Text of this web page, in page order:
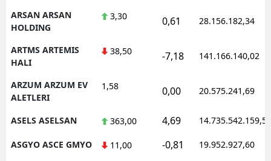
ARSAN ARSAN
HOLDING
3,30 0,61 28.156.182,34
ARTMS ARTEMIS
HALI
38,50 -7,18 141.166.140,02
ARZUM ARZUM EV
ALETLERI
1,58 0,00 20.575.241,69
ASELS ASELSAN 363,00 4,69 14.735.542.159,50
ASGYO ASCE GMYO 11,00 -0,81 19.952.927,60